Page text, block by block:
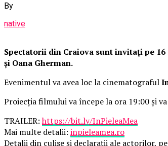
By
native
Spectatorii din Craiova sunt invitați pe
și Oana Gherman.
Evenimentul va avea loc la cinematograful
Proiecția filmului va începe la ora 19:00 și
TRAILER:https://bit.ly/InPieleaMea
Mai multe detalii: inpieleamea.ro
Detalii din culise și declarații ale actorilor,